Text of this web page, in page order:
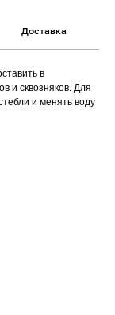
Доставка
в
и сквозняков. Для
и менять воду